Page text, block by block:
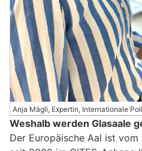
Anja Mägli, Expertin, Internationale
Weshalb werden Glasaale
Der Europäische Aal ist